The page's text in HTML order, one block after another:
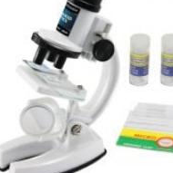
e ideal de cadou
de jocuri distractive
juca cu copiii în aer
jocuri de numere
a culorilor.